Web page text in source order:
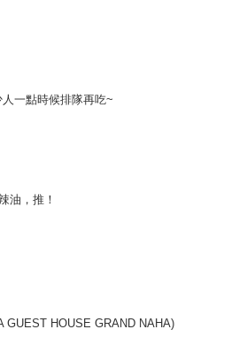
一點時候排隊再吃~
油，推！
GUEST HOUSE GRAND NAHA)